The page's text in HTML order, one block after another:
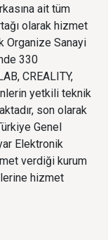
ait tüm
olarak hizmet
Organize Sanayi
330
CREALITY,
yetkili teknik
son olarak
Genel
Elektronik
verdiği kurum
hizmet